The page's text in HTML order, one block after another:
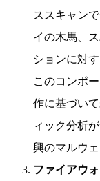
ススキャン
イの木馬、
ションに対
このコンポ
作に基づい
ィック分析
興のマルウ
ファイアウ